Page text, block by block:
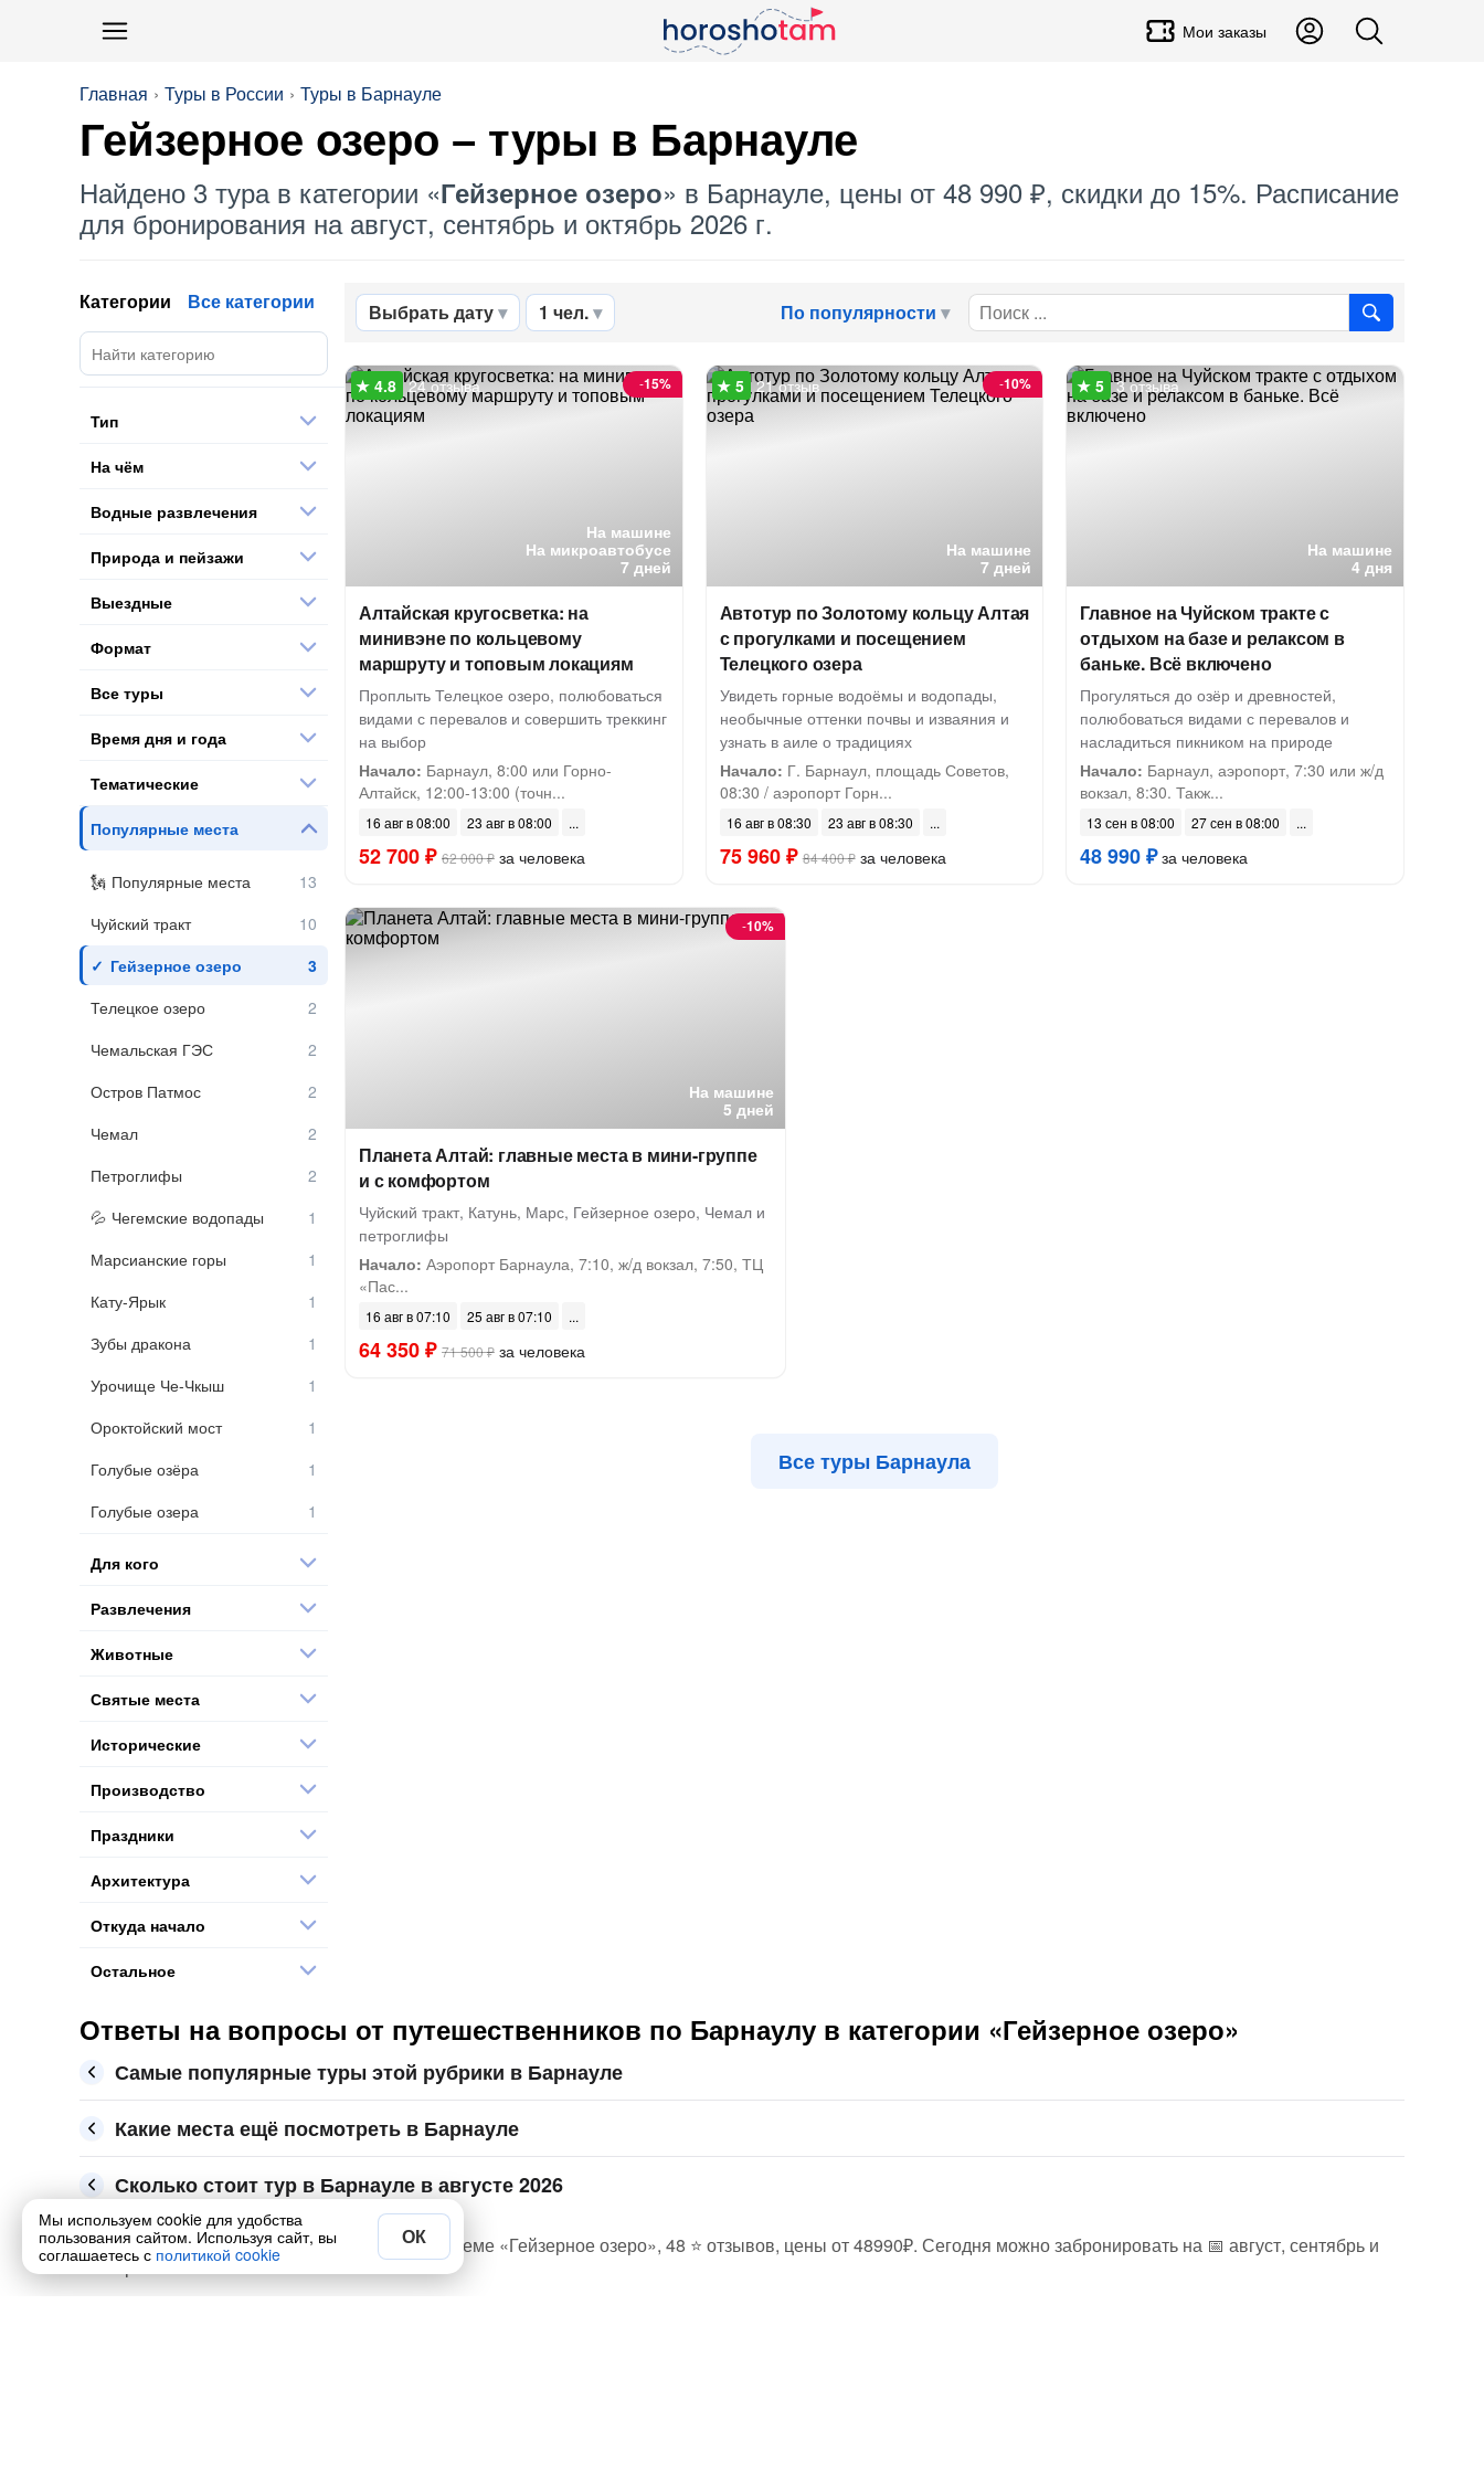
Мои заказы
Главная Туры в России Туры в Барнауле
Гейзерное озеро – туры в Барнауле
Найдено 3 тура в категории «Гейзерное озеро» в Барнауле, цены от 48 990 ₽, скидки до 15%. Расписание
для бронирования на август, сентябрь и октябрь 2026 г.
Выбрать дату 1 чел. По популярности
На машине
На микроавтобусе
7 дней
-15%
24 отзыва
Алтайская кругосветка: на
минивэне по кольцевому
маршруту и топовым локациям
Проплыть Телецкое озеро, полюбоваться
видами с перевалов и совершить треккинг
на выбор
Начало: Барнаул, 8:00 или Горно-
Алтайск, 12:00-13:00 (точн...
16 авг в 08:00 23 авг в 08:00
52 700 ₽ 62 000 ₽ за человека
На машине
7 дней
-10%
21 отзыв
Автотур по Золотому кольцу Алтая
с прогулками и посещением
Телецкого озера
Увидеть горные водоёмы и водопады,
необычные оттенки почвы и изваяния и
узнать в аиле о традициях
Начало: Г. Барнаул, площадь Советов,
08:30 / аэропорт Горн...
16 авг в 08:30 23 авг в 08:30
75 960 ₽ 84 400 ₽за человека
На машине
4 дня
3 отзыва
Главное на Чуйском тракте с
отдыхом на базе и релаксом в
баньке. Всё включено
Прогуляться до озёр и древностей,
полюбоваться видами с перевалов и
насладиться пикником на природе
Начало: Барнаул, аэропорт, 7:30 или ж/д
вокзал, 8:30. Такж...
13 сен в 08:00 27 сен в 08:00
48 990 ₽за человека
На машине
5 дней
-10%
Планета Алтай: главные места в мини-группе
и с комфортом
Чуйский тракт, Катунь, Марс, Гейзерное озеро, Чемал и
петроглифы
Начало: Аэропорт Барнаула, 7:10, ж/д вокзал, 7:50, ТЦ
«Пас...
16 авг в 07:10 25 авг в 07:10
64 350 ₽ 71 500 ₽ за человека
Все туры Барнаула
Категории Все категории
Тип
На чём
Водные развлечения
Природа и пейзажи
Выездные
Формат
Все туры
Время дня и года
Тематические
Популярные места
Популярные места
Чуйский тракт
Гейзерное озеро
Телецкое озеро
Чемальская ГЭС
Остров Патмос
Чемал
Петроглифы
Чегемские водопады
Марсианские горы
Кату-Ярык
Зубы дракона
Урочище Че-Чкыш
Ороктойский мост
Голубые озёра
Голубые озера
Для кого
Развлечения
Животные
Святые места
Исторические
Производство
Праздники
Архитектура
Откуда начало
Остальное
Ответы на вопросы от путешественников по Барнаулу в категории «Гейзерное озеро»
Самые популярные туры этой рубрики в Барнауле
Какие места ещё посмотреть в Барнауле
Сколько стоит тур в Барнауле в августе 2026
Забронируйте тур в Барнауле на 2026 год по теме «Гейзерное озеро», 48 ⭐ отзывов, цены от 48990₽. Сегодня можно забронировать на 📅 август, сентябрь и
октябрь
Мы используем cookie для удобства
пользования сайтом. Используя сайт, вы
соглашаетесь с политикой cookie
ОК